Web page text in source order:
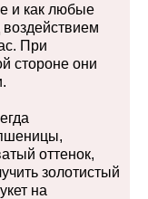
и как любые
При
стороне они
оттенок,
золотистый
на